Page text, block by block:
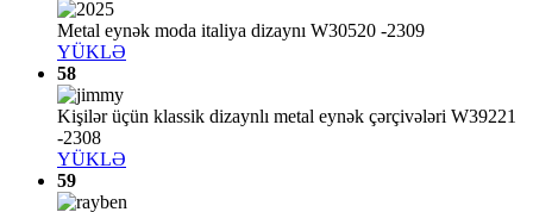
Metal eynək moda italiya dizaynı W30520 -2309
YÜKLƏ
58
Kişilər üçün klassik dizaynlı metal eynək çərçivələri W39221
-2308
YÜKLƏ
59